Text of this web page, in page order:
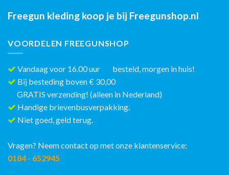
Freegun kleding koop je bij Freegunshop.nl
VOORDELEN FREEGUNSHOP
Vandaag voor 16.00 uur besteld, morgen in huis!
Bij besteding boven € 30,00
GRATIS verzending! (alleen in Nederland)
Handige brievenbusverpakking.
Niet goed, geld terug.
Vragen? Neem contact op met onze klantenservice:
0184 - 652945